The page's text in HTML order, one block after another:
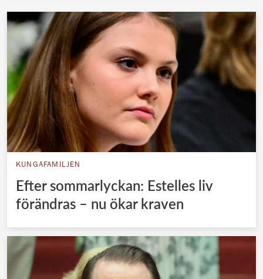
KUNGAFAMILJEN
Efter sommarlyckan: Estelles liv
förändras – nu ökar kraven